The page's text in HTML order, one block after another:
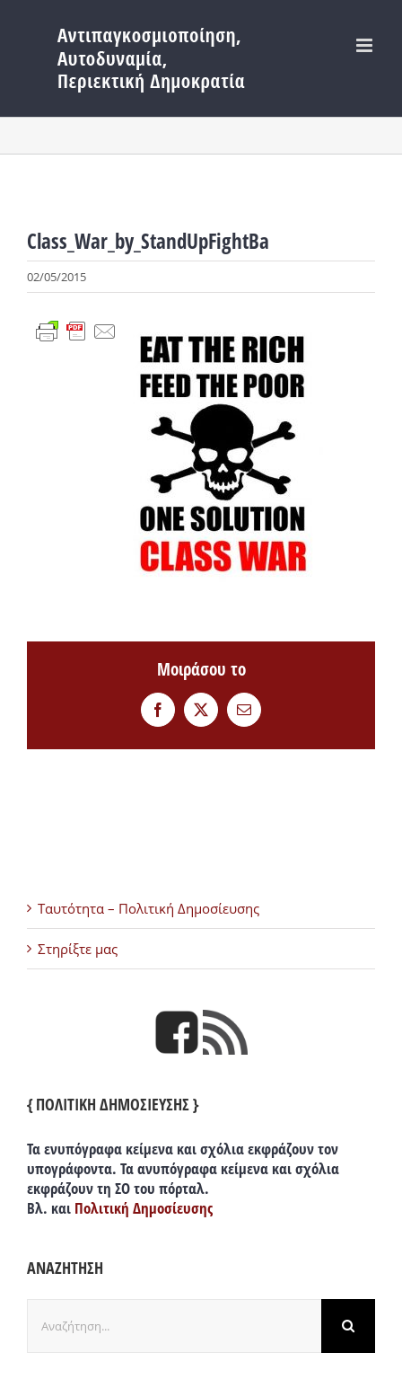
περιεχόμενο
Class_War_by_StandUpFightBa
02/05/2015
Μοιράσου το
FacebookTwitterEmail
Ταυτότητα – Πολιτική Δημοσίευσης
Στηρίξτε μας
{ ΠΟΛΙΤΙΚΗ ΔΗΜΟΣΙΕΥΣΗΣ }
Τα ενυπόγραφα κείμενα και σχόλια εκφράζουν τον
υπογράφοντα. Τα ανυπόγραφα κείμενα και σχόλια
εκφράζουν τη ΣΟ του πόρταλ.
Βλ. και Πολιτική Δημοσίευσης
ΑΝΑΖΗΤΗΣΗ
για: